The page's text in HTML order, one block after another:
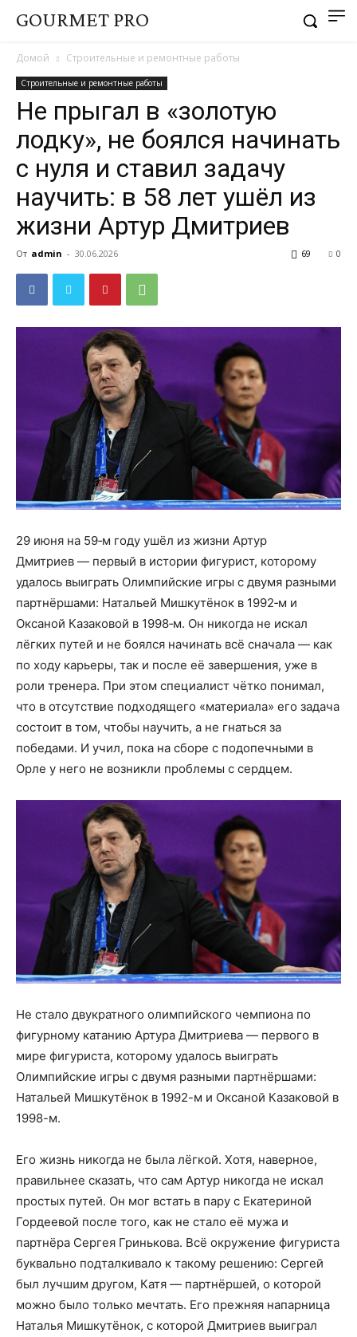
GOURMET PRO
Домой Строительные и ремонтные работы
Строительные и ремонтные работы
Не прыгал в «золотую
лодку», не боялся начинать
с нуля и ставил задачу
научить: в 58 лет ушёл из
жизни Артур Дмитриев
От admin - 30.06.2026 0
69
29 июня на 59‑м году ушёл из жизни Артур
Дмитриев — первый в истории фигурист, которому
удалось выиграть Олимпийские игры с двумя разными
партнёршами: Натальей Мишкутёнок в 1992‑м и
Оксаной Казаковой в 1998‑м. Он никогда не искал
лёгких путей и не боялся начинать всё сначала — как
по ходу карьеры, так и после её завершения, уже в
роли тренера. При этом специалист чётко понимал,
что в отсутствие подходящего «материала» его задача
состоит в том, чтобы научить, а не гнаться за
победами. И учил, пока на сборе с подопечными в
Орле у него не возникли проблемы с сердцем.
Не стало двукратного олимпийского чемпиона по
фигурному катанию Артура Дмитриева — первого в
мире фигуриста, которому удалось выиграть
Олимпийские игры с двумя разными партнёршами:
Натальей Мишкутёнок в 1992-м и Оксаной Казаковой в
1998-м.
Его жизнь никогда не была лёгкой. Хотя, наверное,
правильнее сказать, что сам Артур никогда не искал
простых путей. Он мог встать в пару с Екатериной
Гордеевой после того, как не стало её мужа и
партнёра Сергея Гринькова. Всё окружение фигуриста
буквально подталкивало к такому решению: Сергей
был лучшим другом, Катя — партнёршей, о которой
можно было только мечтать. Его прежняя напарница
Наталья Мишкутёнок, с которой Дмитриев выиграл